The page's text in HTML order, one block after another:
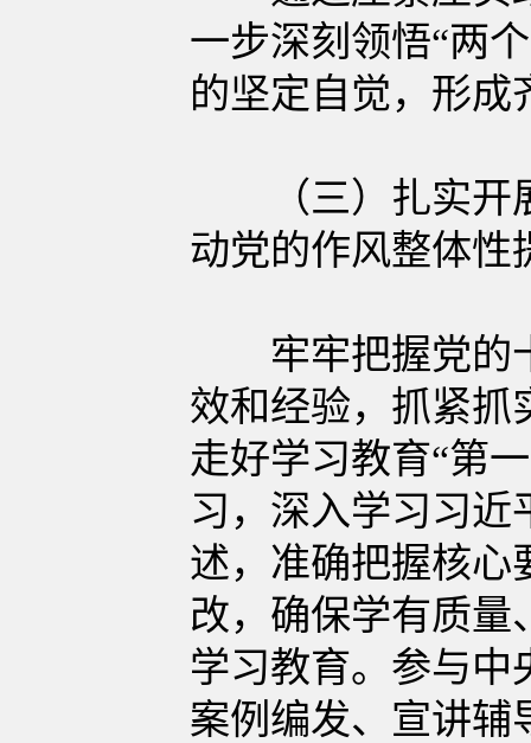
一步深刻领悟“两
的坚定自觉，形成
（三）扎实开展
动党的作风整体性
牢牢把握党的十
效和经验，抓紧抓
走好学习教育“第
习，深入学习习近
述，准确把握核心
改，确保学有质量
学习教育。参与中
案例编发、宣讲辅